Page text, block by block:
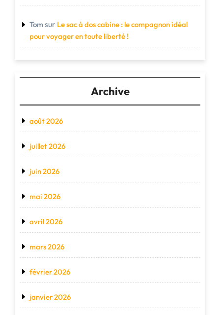
Tom sur Le sac à dos cabine : le compagnon idéal
pour voyager en toute liberté !
Archive
août 2026
juillet 2026
juin 2026
mai 2026
avril 2026
mars 2026
février 2026
janvier 2026